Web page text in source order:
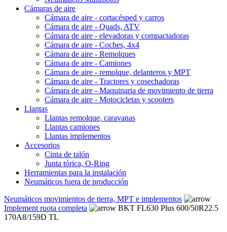
Cámaras de aire
Cámara de aire - cortacésped y carros
Cámara de aire - Quads, ATV
Cámara de aire - elevadoras y compactadoras
Cámara de aire - Coches, 4x4
Cámara de aire - Remolques
Cámara de aire - Camiones
Cámara de aire - remolque, delanteros y MPT
Cámara de aire - Tractores y cosechadoras
Cámara de aire - Maquinaria de movimiento de tierra
Cámara de aire - Motocicletas y scooters
Llantas
Llantas remolque, caravanas
Llantas camiones
Llantas implementos
Accesorios
Cinta de talón
Junta tórica, O-Ring
Herramientas para la instalación
Neumáticos fuera de producción
Neumáticos movimientos de tierra, MPT e implementos
Implement ruota completa
BKT FL630 Plus 600/50R22.5
170A8/159D TL